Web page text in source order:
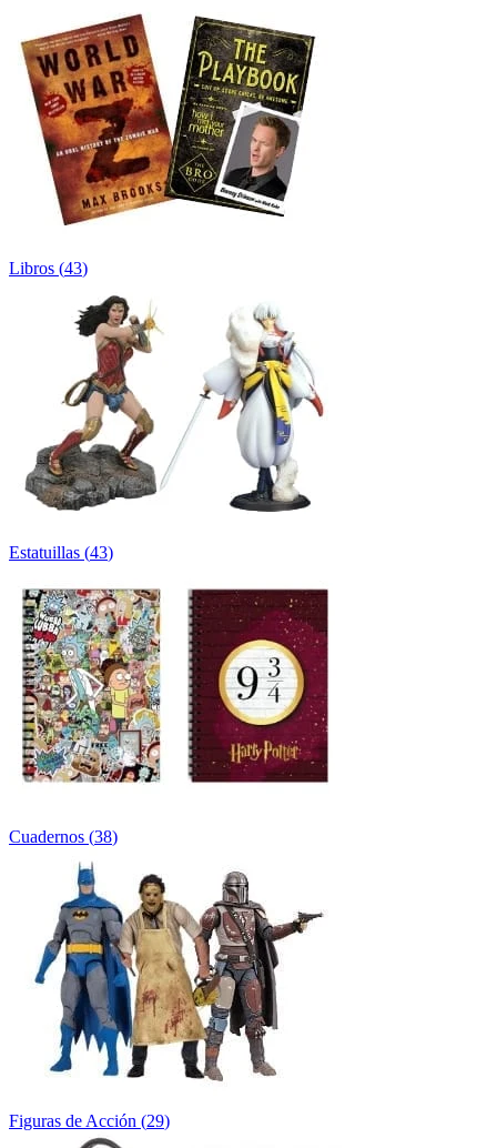
Libros (43)
Estatuillas (43)
Cuadernos (38)
Figuras de Acción (29)